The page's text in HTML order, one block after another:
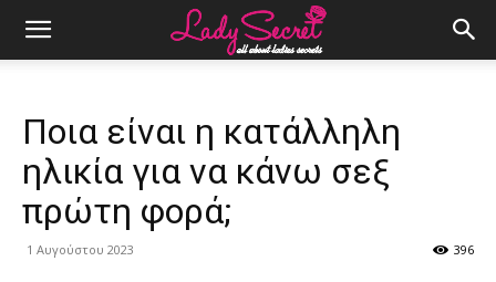
Ποια είναι η κατάλληλη
ηλικία για να κάνω σεξ
πρώτη φορά;
1 Αυγούστου 2023 396